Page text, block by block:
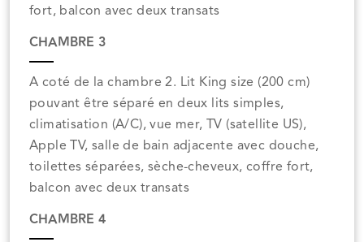
fort, balcon avec deux transats
CHAMBRE 3
A coté de la chambre 2. Lit King size (200 cm)
pouvant être séparé en deux lits simples,
climatisation (A/C), vue mer, TV (satellite US),
Apple TV, salle de bain adjacente avec douche,
toilettes séparées, sèche-cheveux, coffre fort,
balcon avec deux transats
CHAMBRE 4